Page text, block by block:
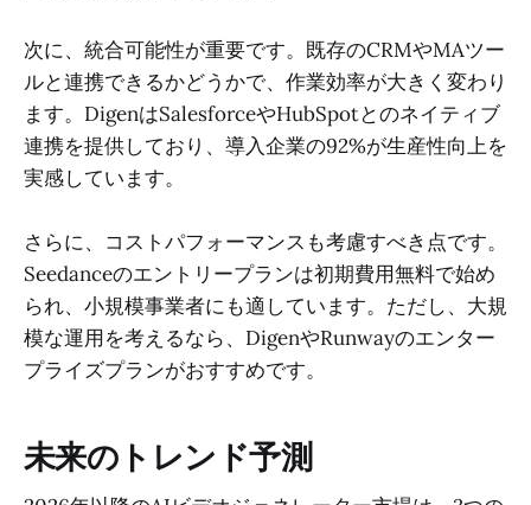
次に、統合可能性が重要です。既存のCRMやMAツー
ルと連携できるかどうかで、作業効率が大きく変わり
ます。DigenはSalesforceやHubSpotとのネイティブ
連携を提供しており、導入企業の92%が生産性向上を
実感しています。
さらに、コストパフォーマンスも考慮すべき点です。
Seedanceのエントリープランは初期費用無料で始め
られ、小規模事業者にも適しています。ただし、大規
模な運用を考えるなら、DigenやRunwayのエンター
プライズプランがおすすめです。
未来のトレンド予測